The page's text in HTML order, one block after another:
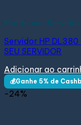
Monte seu Servidor
Servidor HP DL380
SEU SERVIDOR
Adicionar ao
💰Ganhe 5% de
-24%